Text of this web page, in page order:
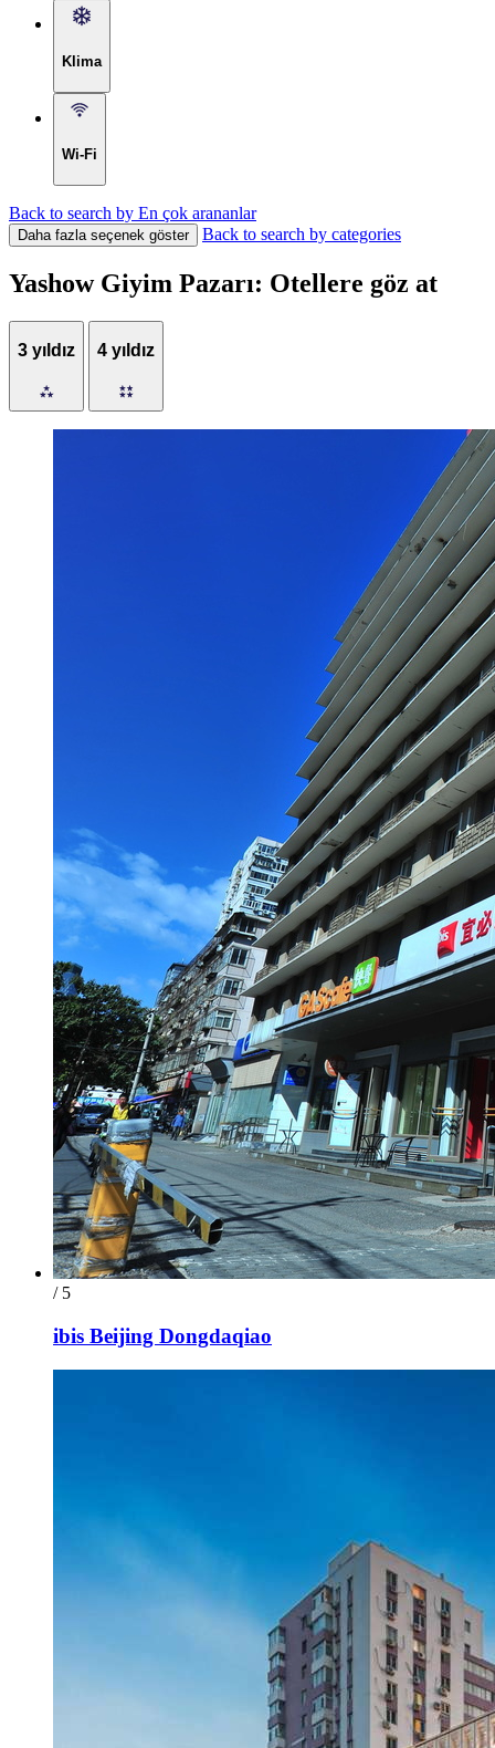
Klima
Wi-Fi
Back to search by En çok arananlar
Daha fazla seçenek göster Back to search by categories
Yashow Giyim Pazarı: Otellere göz at
3 yıldız 4 yıldız
/ 5
ibis Beijing Dongdaqiao